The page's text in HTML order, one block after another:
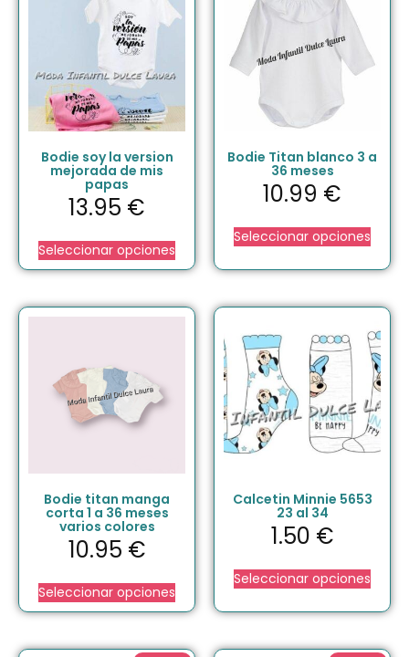
Bodie soy la version
mejorada de mis
papas
13.95 €
Seleccionar opciones
Bodie Titan blanco 3 a
36 meses
10.99 €
Seleccionar opciones
Bodie titan manga
corta 1 a 36 meses
varios colores
10.95 €
Seleccionar opciones
Calcetin Minnie 5653
23 al 34
1.50 €
Seleccionar opciones